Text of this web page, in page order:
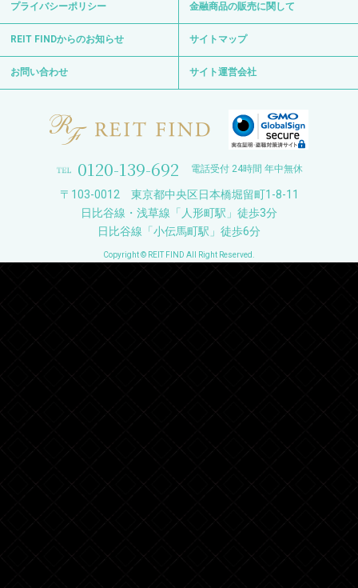
プライバシーポリシー 金融商品の販売に関して
REIT FINDからのお知らせ サイトマップ
お問い合わせ サイト運営会社
0120-139-692 電話受付 24時間 年中無休
〒103-0012 東京都中央区日本橋堀留町1-8-11
日比谷線・浅草線「人形町駅」徒歩3分
日比谷線「小伝馬町駅」徒歩6分
Copyright © REIT FIND All Right Reserved.